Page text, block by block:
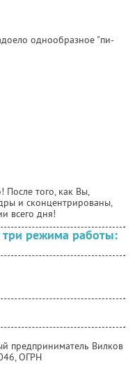
однообразное "пи-
После того, как Вы,
и сконцентрированы,
всего дня!
режима работы:
предприниматель Вилков
, ОГРН